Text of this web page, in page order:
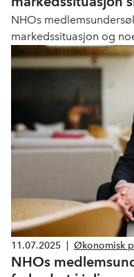
NHOs
markedssituasjon og
11.07.2025 Økonomisk
NHOs